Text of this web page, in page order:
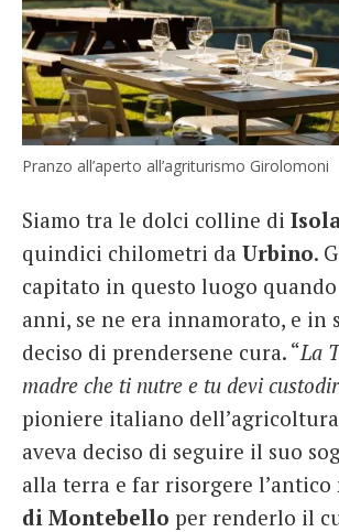
Pranzo all’aperto all’agriturismo Girolomoni
Siamo tra le dolci colline di
quindici chilometri da Urbino.
capitato in questo luogo quando
anni, se ne era innamorato, e in
deciso di prendersene cura. “La
madre che ti nutre e tu devi
pioniere italiano
aveva deciso di seguire il suo
alla terra e far risorgere l’antico
di Montebello per renderlo il